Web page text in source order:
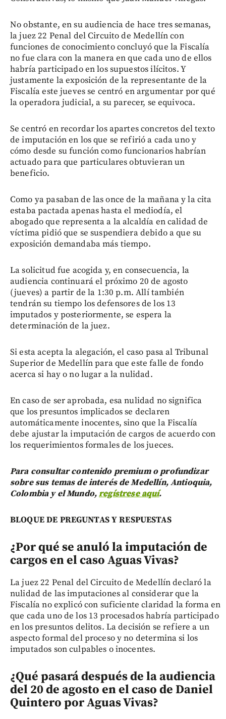
No obstante, en su audiencia de hace tres semanas,
la juez 22 Penal del Circuito de Medellín con
funciones de conocimiento concluyó que la Fiscalía
no fue clara con la manera en que cada uno de ellos
habría participado en los supuestos ilícitos. Y
justamente la exposición de la representante de la
Fiscalía este jueves se centró en argumentar por qué
la operadora judicial, a su parecer, se equivoca.
Se centró en recordar los apartes concretos del texto
de imputación en los que se refirió a cada uno y
cómo desde su función como funcionarios habrían
actuado para que particulares obtuvieran un
beneficio.
Como ya pasaban de las once de la mañana y la cita
estaba pactada apenas hasta el mediodía, el
abogado que representa a la alcaldía en calidad de
víctima pidió que se suspendiera debido a que su
exposición demandaba más tiempo.
La solicitud fue acogida y, en consecuencia, la
audiencia continuará el próximo 20 de agosto
(jueves) a partir de la 1:30 p.m. Allí también
tendrán su tiempo los defensores de los 13
imputados y posteriormente, se espera la
determinación de la juez.
Si esta acepta la alegación, el caso pasa al Tribunal
Superior de Medellín para que este falle de fondo
acerca si hay o no lugar a la nulidad.
En caso de ser aprobada, esa nulidad no significa
que los presuntos implicados se declaren
automáticamente inocentes, sino que la Fiscalía
debe ajustar la imputación de cargos de acuerdo con
los requerimientos formales de los jueces.
Para consultar contenido premium o profundizar
sobre sus temas de interés de Medellín, Antioquia,
Colombia y el Mundo,regístrese aquí.
BLOQUE DE PREGUNTAS Y RESPUESTAS
¿Por qué se anuló la imputación de
cargos en el caso Aguas Vivas?
La juez 22 Penal del Circuito de Medellín declaró la
nulidad de las imputaciones al considerar que la
Fiscalía no explicó con suficiente claridad la forma en
que cada uno de los 13 procesados habría participado
en los presuntos delitos. La decisión se refiere a un
aspecto formal del proceso y no determina si los
imputados son culpables o inocentes.
¿Qué pasará después de la audiencia
del 20 de agosto en el caso de Daniel
Quintero por Aguas Vivas?